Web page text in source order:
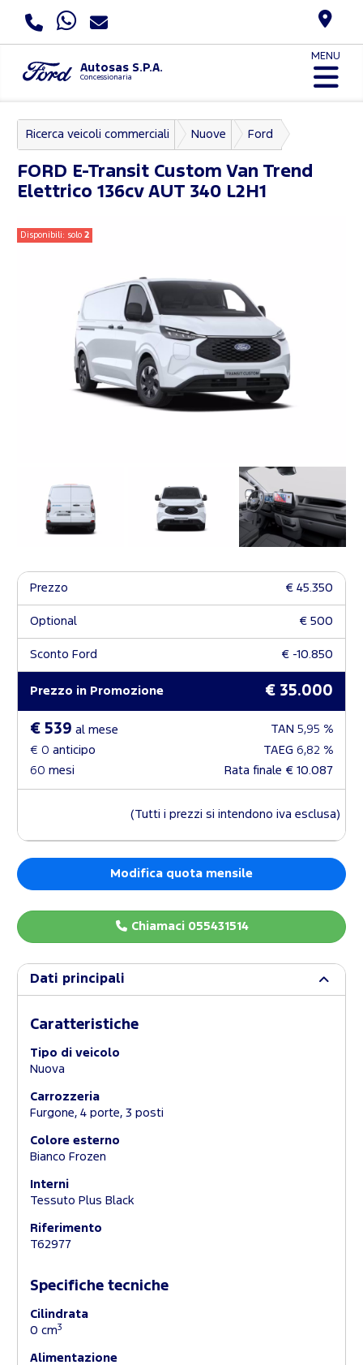
Autosas S.P.A.
Concessionaria
MENU
Ricerca veicoli commerciali Nuove Ford
E-Transit Custom
FORD E-Transit Custom Van Trend
Elettrico 136cv AUT 340 L2H1
Disponibili: solo2
Prezzo € 45.350
Optional € 500
Sconto Ford € -10.850
Prezzo in Promozione € 35.000
€ 539 al mese TAN 5,95 %
€ 0 anticipo TAEG 6,82 %
60 mesi Rata finale € 10.087
(Tutti i prezzi si intendono iva esclusa)
Modifica quota mensile
Chiamaci 055431514
Dati principali
Caratteristiche
Tipo di veicolo
Nuova
Carrozzeria
Furgone, 4 porte, 3 posti
Colore esterno
Bianco Frozen
Interni
Tessuto Plus Black
Riferimento
T62977
Specifiche tecniche
Cilindrata
0 cm3
Alimentazione